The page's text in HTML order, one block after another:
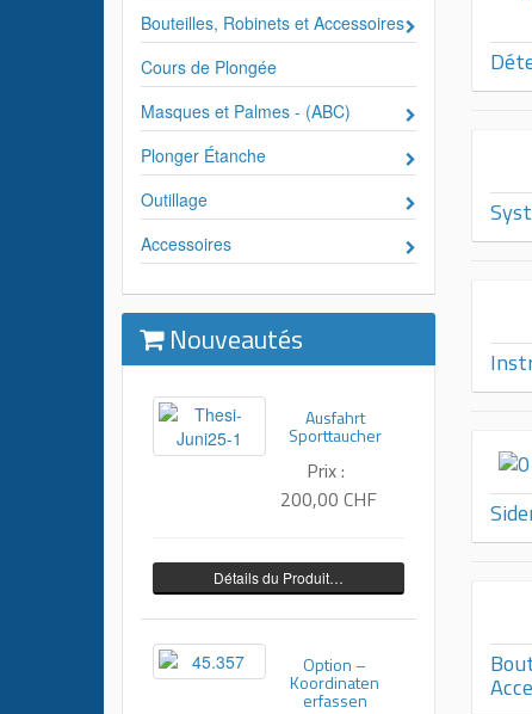
Bouteilles, Robinets et Accessoires
Cours de Plongée
Masques et Palmes - (ABC)
Plonger Étanche
Outillage
Accessoires
Nouveautés
Ausfahrt
Sporttaucher
Prix :
200,00 CHF
Détails du Produit…
Option –
Koordinaten
erfassen